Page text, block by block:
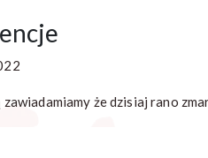
że dzisiaj rano